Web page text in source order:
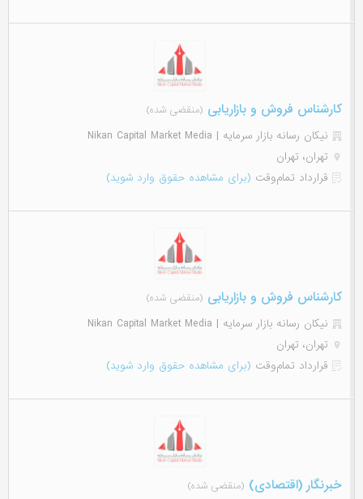
کارشناس فروش و بازاریابی (منقضی شده)
نیکان رسانه بازار سرمایه | Nikan Capital Market Media
تهران، تهران
قرارداد تمام‌وقت (برای مشاهده حقوق وارد شوید)
کارشناس فروش و بازاریابی (منقضی شده)
نیکان رسانه بازار سرمایه | Nikan Capital Market Media
تهران، تهران
قرارداد تمام‌وقت (برای مشاهده حقوق وارد شوید)
خبرنگار (اقتصادی) (منقضی شده)